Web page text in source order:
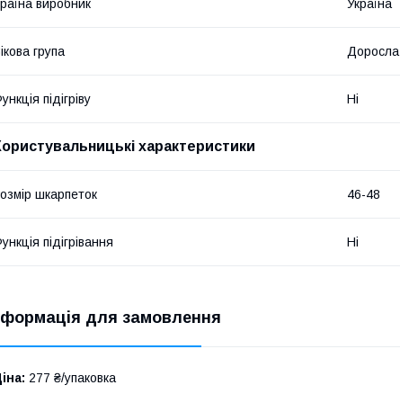
виробник Україна
група Доросла
підігріву Ні
характеристики
шкарпеток 46-48
підігрівання Ні
для замовлення
277 ₴/упаковка